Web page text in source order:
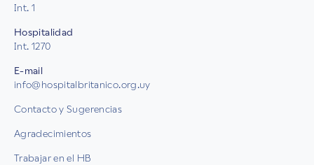
Int. 1
Hospitalidad
Int. 1270
E-mail
info@hospitalbritanico.org.uy
Contacto y Sugerencias
Agradecimientos
Trabajar en el HB